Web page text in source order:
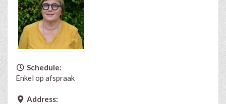
Schedule:
Enkel op afspraak
Address: